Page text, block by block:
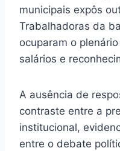
municipais expôs
Trabalhadoras da
ocuparam o
salários e
A ausência de
contraste entre a
institucional,
entre o debate